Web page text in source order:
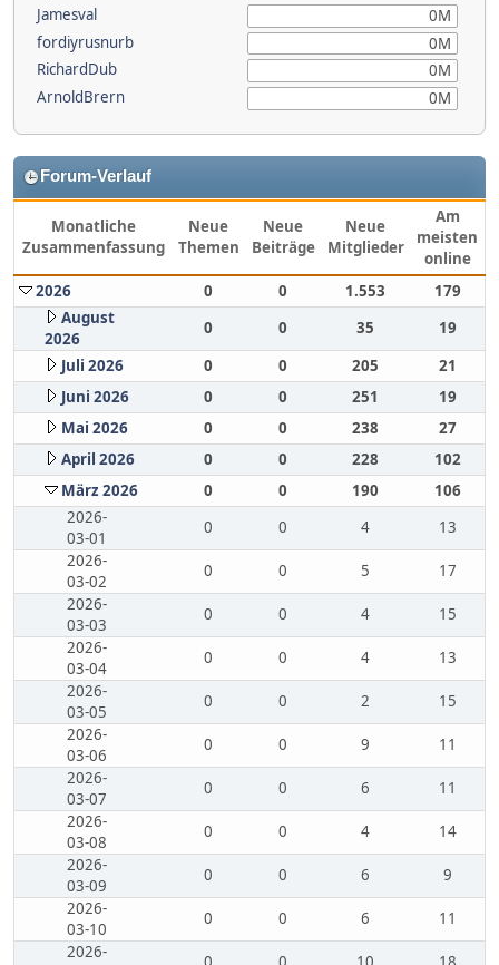
Jamesval
0M
fordiyrusnurb
0M
RichardDub
0M
ArnoldBrern
0M
Forum-Verlauf
Monatliche
Zusammenfassung
Neue
Themen
Neue
Beiträge
Neue
Mitglieder
Am
meisten
online
2026
0 0 1.553
179
August
2026
0 0 35
19
Juli 2026
0 0 205
21
Juni 2026
0 0 251
19
Mai 2026
0 0 238
27
April 2026
0 0 228
102
März 2026
0 0 190
106
2026-
03-01
0 0 4
13
2026-
03-02
0 0 5
17
2026-
03-03
0 0 4
15
2026-
03-04
0 0 4
13
2026-
03-05
0 0 2
15
2026-
03-06
0 0 9
11
2026-
03-07
0 0 6
11
2026-
03-08
0 0 4
14
2026-
03-09
0 0 6
9
2026-
03-10
0 0 6
11
2026-